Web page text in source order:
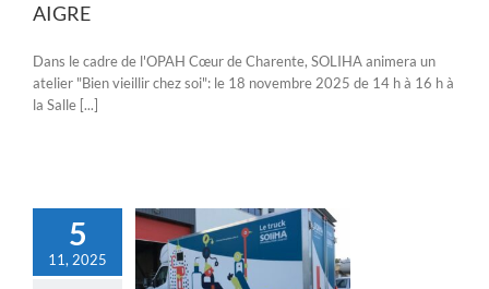
AIGRE
Dans le cadre de l'OPAH Cœur de Charente, SOLIHA animera un
atelier "Bien vieillir chez soi": le 18 novembre 2025 de 14 h à 16 h à
la Salle [...]
5
11, 2025
l’autonomie et